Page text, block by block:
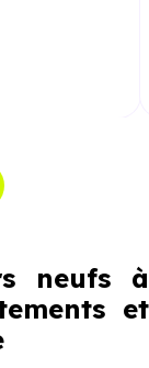
neufs à
et